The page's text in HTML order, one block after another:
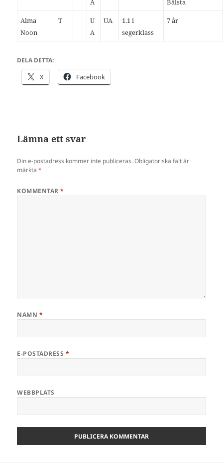
A
Bålsta
Alma
Noon
T
U
A
UA
1.1 i
segerklass
7 år
DELA DETTA:
X Facebook
Lämna ett svar
Din e-postadress kommer inte publiceras. Obligatoriska fält är
märkta*
KOMMENTAR*
NAMN *
E-POSTADRESS *
WEBBPLATS